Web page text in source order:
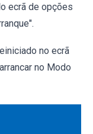
ecrã de opções
no ecrã
no Modo